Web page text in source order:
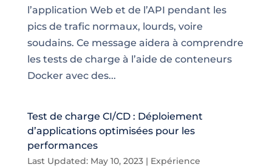
l’application Web et de l’API pendant les
pics de trafic normaux, lourds, voire
soudains. Ce message aidera à comprendre
les tests de charge à l’aide de conteneurs
Docker avec des...
Test de charge CI/CD : Déploiement
d’applications optimisées pour les
performances
Last Updated: May 10, 2023| Expérience